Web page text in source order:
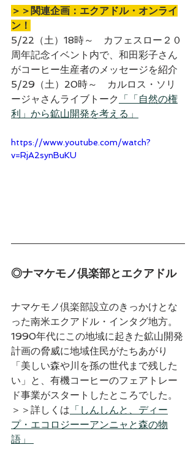
＞＞関連企画：エクアドル・オンライ
ン！
5/22（土）18時～　カフェスロー２０
周年記念イベント内で、和田彩子さん
がコーヒー生産者のメッセージを紹介
5/29（土）20時～　カルロス・ソリ
ージャさんライブトーク
「「自然の権
利」から鉱山開発を考える」
https://www.youtube.com/watch?
v=RjA2synBuKU
◎ナマケモノ倶楽部とエクアドル
ナマケモノ倶楽部設立のきっかけとな
った南米エクアドル・インタグ地方。
1990年代にこの地域に起きた鉱山開発
計画の脅威に地域住民がたちあがり
「美しい森や川を孫の世代まで残した
い」と、有機コーヒーのフェアトレー
ド事業がスタートしたところでした。
＞＞詳しくは 「しんしんと、ディー
プ・エコロジーーアンニャと森の物
語」